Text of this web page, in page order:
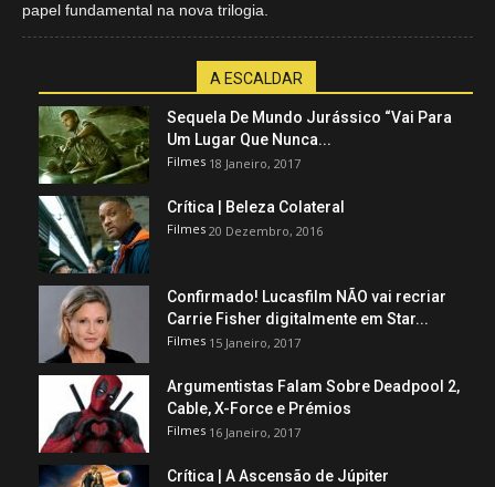
papel fundamental na nova trilogia.
A ESCALDAR
Sequela De Mundo Jurássico “Vai Para
Um Lugar Que Nunca...
Filmes 18 Janeiro, 2017
Crítica | Beleza Colateral
Filmes 20 Dezembro, 2016
Confirmado! Lucasfilm NÃO vai recriar
Carrie Fisher digitalmente em Star...
Filmes 15 Janeiro, 2017
Argumentistas Falam Sobre Deadpool 2,
Cable, X-Force e Prémios
Filmes 16 Janeiro, 2017
Crítica | A Ascensão de Júpiter